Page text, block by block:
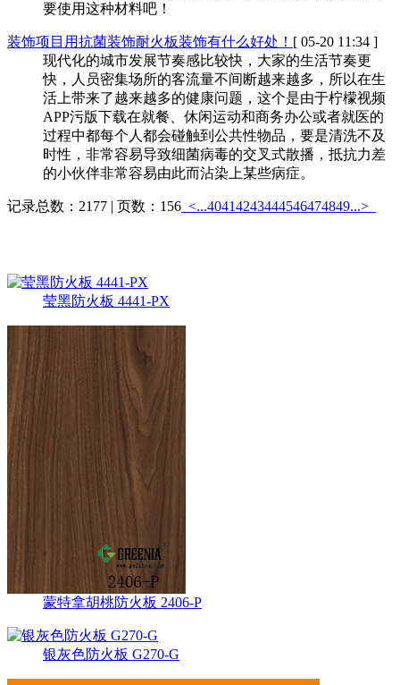
要使用这种材料吧！
装饰项目用抗菌装饰耐火板装饰有什么好处！ [ 05-20 11:34 ]
现代化的城市发展节奏感比较快，大家的生活节奏更
快，人员密集场所的客流量不间断越来越多，所以在生
活上带来了越来越多的健康问题，这个是由于柠檬视频
APP污版下载在就餐、休闲运动和商务办公或者就医的
过程中都每个人都会碰触到公共性物品，要是清洗不及
时性，非常容易导致细菌病毒的交叉式散播，抵抗力差
的小伙伴非常容易由此而沾染上某些病症。
记录总数：2177 | 页数：156 <...40414243444546474849...>
莹黑防火板 4441-PX
蒙特拿胡桃防火板 2406-P
银灰色防火板 G270-G